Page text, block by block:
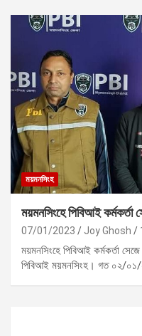
ময়মনসিংহ
ময়মনসিংহে পিবিআই
07/01/2023 Joy Ghosh
ময়মনসিংহে পিবিআই কর্মকর্তা
পিবিআই ময়মনসিংহ। গত ০২/০১/